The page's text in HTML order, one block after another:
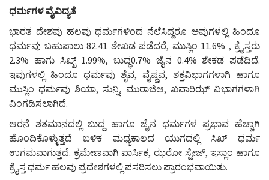
ಧರ್ಮಗಳ ವೈವಿದ್ಯತೆ
ಭಾರತ ದೇಶವು ಹಲವು ಧರ್ಮಗಳಿಂದ ನೆಲೆಸಿದ್ದರೂ ಅವುಗಳಲ್ಲಿ ಹಿಂದೂ
ಧರ್ಮವು ಬಹುಪಾಲು 82.41 ಶೇಖಡ ಪಡೆದರೆ, ಮುಸ್ಲಿಂ 11.6% , ಕ್ರೈಸ್ತರು
2.3% ಹಾಗು ಸಿಖ್ಖ್ 1.99%, ಬುದ್ಧ0.7% ಜೈನ 0.4% ಶೇಕಡ ಪಡೆದಿದೆ.
ಇವುಗಳಲ್ಲಿ ಹಿಂದೂ ಧರ್ಮವು ಶೈವ, ವೈಷ್ಣವ, ಶಕ್ತವಿಭಾಗಗಳಾಗಿ ಹಾಗೂ
ಮುಸ್ಲಿಂ ಧರ್ಮವು ಶಿಯಾ, ಸುನ್ನಿ, ಮುರಾಜಿಆ, ಖವಾರಿಝ್ ವಿಭಾಗಗಳಾಗಿ
ವಿಂಗಡಿಸಲಾಗಿದೆ.
ಆರನೆ ಶತಮಾನದಲ್ಲಿ ಬುದ್ದ ಹಾಗೂ ಜೈನ ಧರ್ಮಗಳ ಪ್ರಭಾವ ಹೆಚ್ಚಾಗಿ
ಹೊಂದಿಕೊಳ್ಳುತ್ತದೆ ಬಳಿಕ ಮಧ್ಯಕಾಲದ ಯುಗದಲ್ಲಿ ಸಿಖ್ ಧರ್ಮ
ಉಗಮವಾಗುತ್ತದೆ. ಕ್ರಮೇಣವಾಗಿ ಪಾರ್ಸಿಕ, ಝರೋ ಸ್ಟೇಜ್, ಇಸ್ಲಾಂ ಹಾಗೂ
ಕ್ರೈಸ್ತ ಧರ್ಮ ಹಲವು ಪ್ರದೇಶಗಳಲ್ಲಿ ಪಸರಿಸಲು ಪ್ರಾರಂಭವಾಯಿತು.